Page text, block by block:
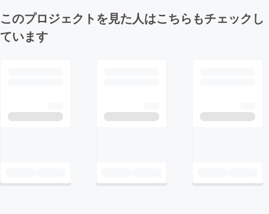
このプロジェクトを見た人はこちらもチェックし
ています